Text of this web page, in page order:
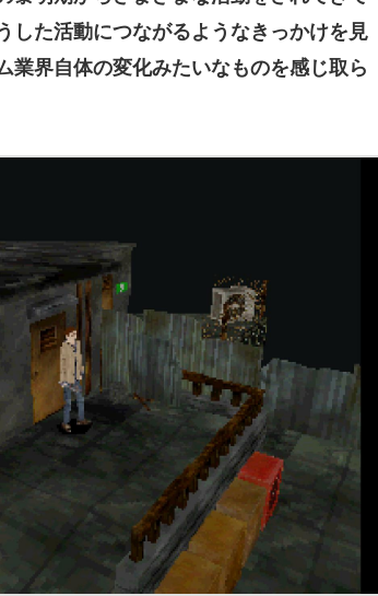
した活動につながるようなきっかけを見
業界自体の変化みたいなものを感じ取ら